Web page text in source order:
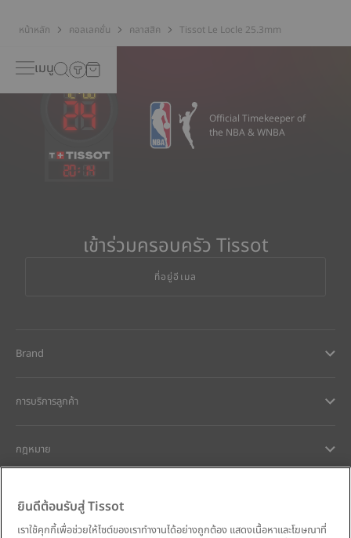
หน้าหลัก คอลเลคชั่น คลาสสิค Tissot Le Locle 25.3mm
เมนู
20: 14
Official Timekeeper of
the NBA & WNBA
เข้าร่วมครอบครัว Tissot
ที่อยู่อีเมล
Brand
การบริการลูกค้า
กฎหมาย
การช่วยเหลือและติดต่อ
ยินดีต้อนรับสู่ Tissot
เราใช้คุกกี้เพื่อช่วยให้ไซต์ของเราทำงานได้อย่างถูกต้อง แสดงเนื้อหาและโฆษณาที่